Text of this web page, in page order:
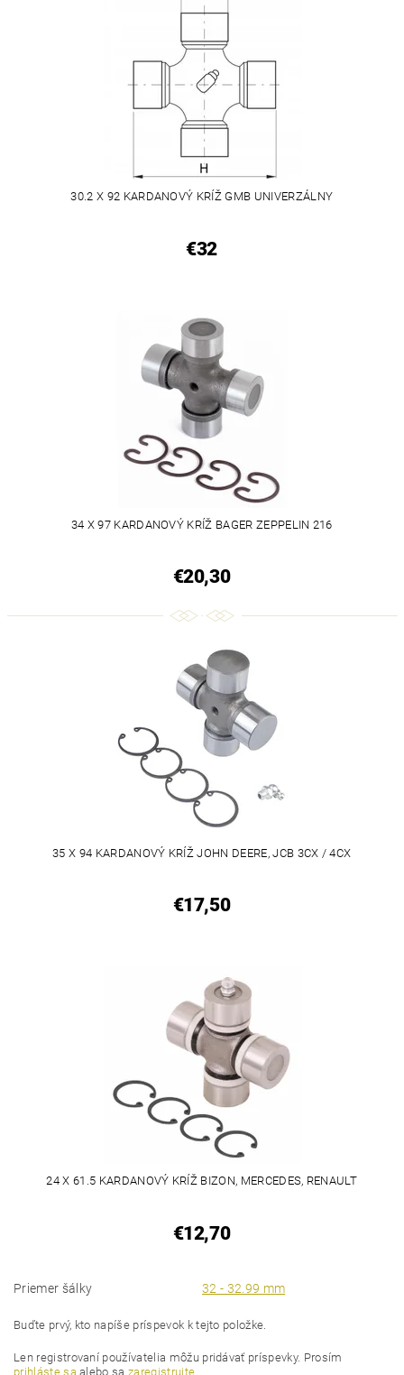
30.2 X 92 KARDANOVÝ KRÍŽ GMB UNIVERZÁLNY
€32
34 X 97 KARDANOVÝ KRÍŽ BAGER ZEPPELIN 216
€20,30
35 X 94 KARDANOVÝ KRÍŽ JOHN DEERE, JCB 3CX / 4CX
€17,50
24 X 61.5 KARDANOVÝ KRÍŽ BIZON, MERCEDES, RENAULT
€12,70
Priemer šálky 32 - 32.99 mm
Buďte prvý, kto napíše príspevok k tejto položke.
Len registrovaní používatelia môžu pridávať príspevky. Prosím
prihláste sa alebo sazaregistrujte